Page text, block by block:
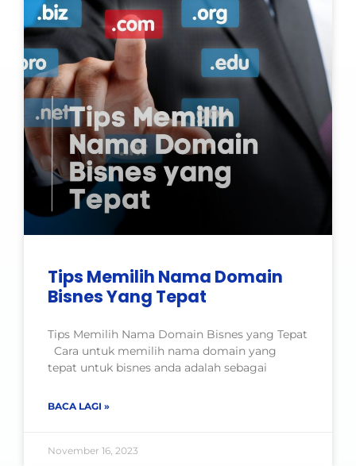
Tips Memilih Nama Domain
Bisnes Yang Tepat
Tips Memilih Nama Domain Bisnes yang Tepat
Cara untuk memilih nama domain yang
tepat untuk bisnes anda adalah sebagai
BACA LAGI »
November 16, 2023